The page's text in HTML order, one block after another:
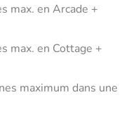
max. en Arcade +
max. en Cottage +
maximum dans une